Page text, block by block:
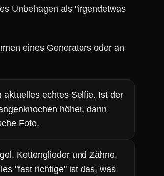
Unbehagen als "irgendetwas
eines Generators oder an
aktuelles echtes Selfie. Ist der
höher, dann
Foto.
Kettenglieder und Zähne.
"fast richtige" ist das, was